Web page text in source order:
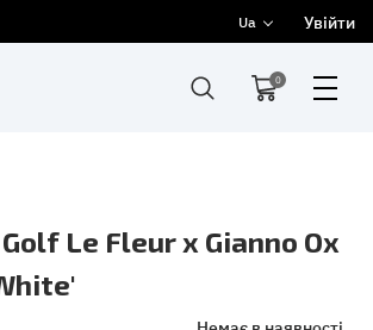
Ua Увійти
0
Le Fleur x Gianno Ox